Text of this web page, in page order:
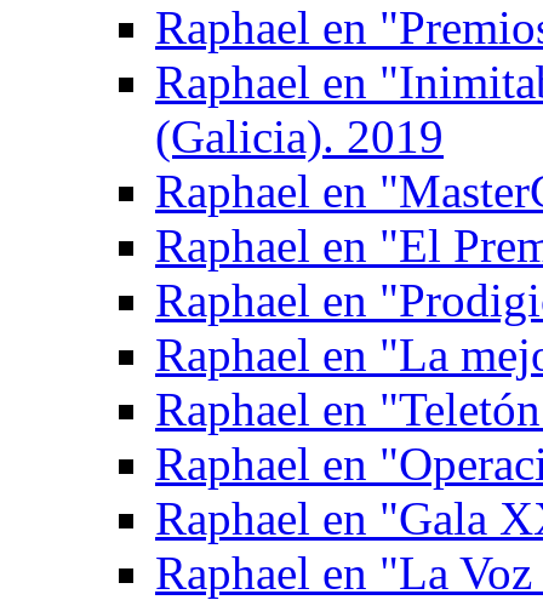
Raphael en
Raphael en
(Galicia). 2019
Raphael en
Raphael en "El
Raphael en
Raphael en "La
Raphael en
Raphael en
Raphael en "Gala
Raphael en "La